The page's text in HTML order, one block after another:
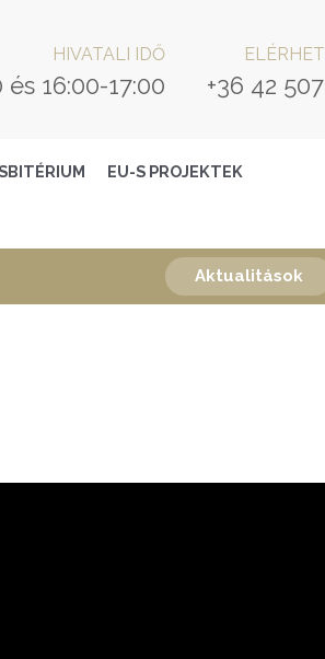
HIVATALI IDŐ
és 16:00-17:00 +36 42
EU-S PROJEKTEK
Aktualitások